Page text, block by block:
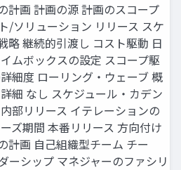
計画 計画の源 計画のスコープ
/ソリューション リリース スケ
略 継続的引渡し コスト駆動 日
ムボックスの設定 スコープ駆
細度 ローリング・ウェーブ 概
細 なし スケジュール・カデン
部リリース イテレーションの
ズ期間 本番リリース 方向付け
計画 自己組織型チーム チー
ーシップ マネジャーのファシリ